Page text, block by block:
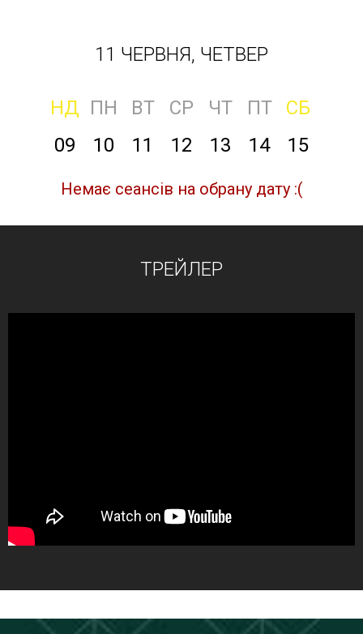
11 ЧЕРВНЯ, ЧЕТВЕР
НД ПН ВТ СР ЧТ ПТ
СБ
09
10 11 12 13 14 15
Немає сеансів на обрану дату :(
ТРЕЙЛЕР